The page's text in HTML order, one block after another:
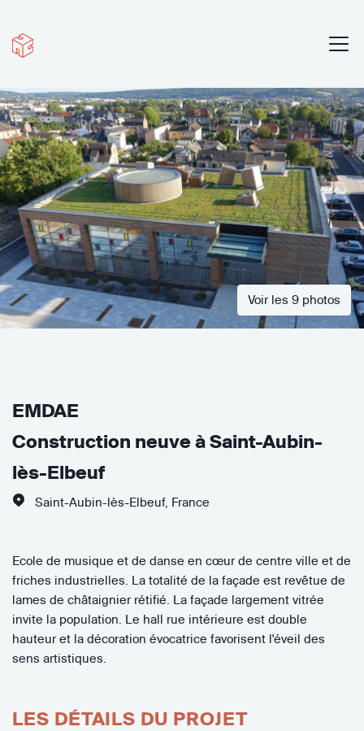
Voir les 9 photos
EMDAE
Construction neuve à Saint-Aubin-
lès-Elbeuf
Saint-Aubin-lès-Elbeuf, France
Ecole de musique et de danse en cœur de centre ville et de
friches industrielles. La totalité de la façade est revêtue de
lames de châtaignier rétifié. La façade largement vitrée
invite la population. Le hall rue intérieure est double
hauteur et la décoration évocatrice favorisent l'éveil des
sens artistiques.
LES DÉTAILS DU PROJET